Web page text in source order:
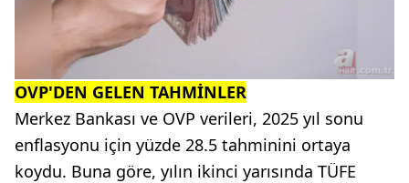
OVP'DEN GELEN TAHMİNLER
Merkez Bankası ve OVP verileri, 2025 yıl sonu
enflasyonu için yüzde 28.5 tahminini ortaya
koydu. Buna göre, yılın ikinci yarısında TÜFE